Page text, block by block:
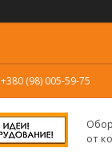
+380 (98) 005-59-75
от